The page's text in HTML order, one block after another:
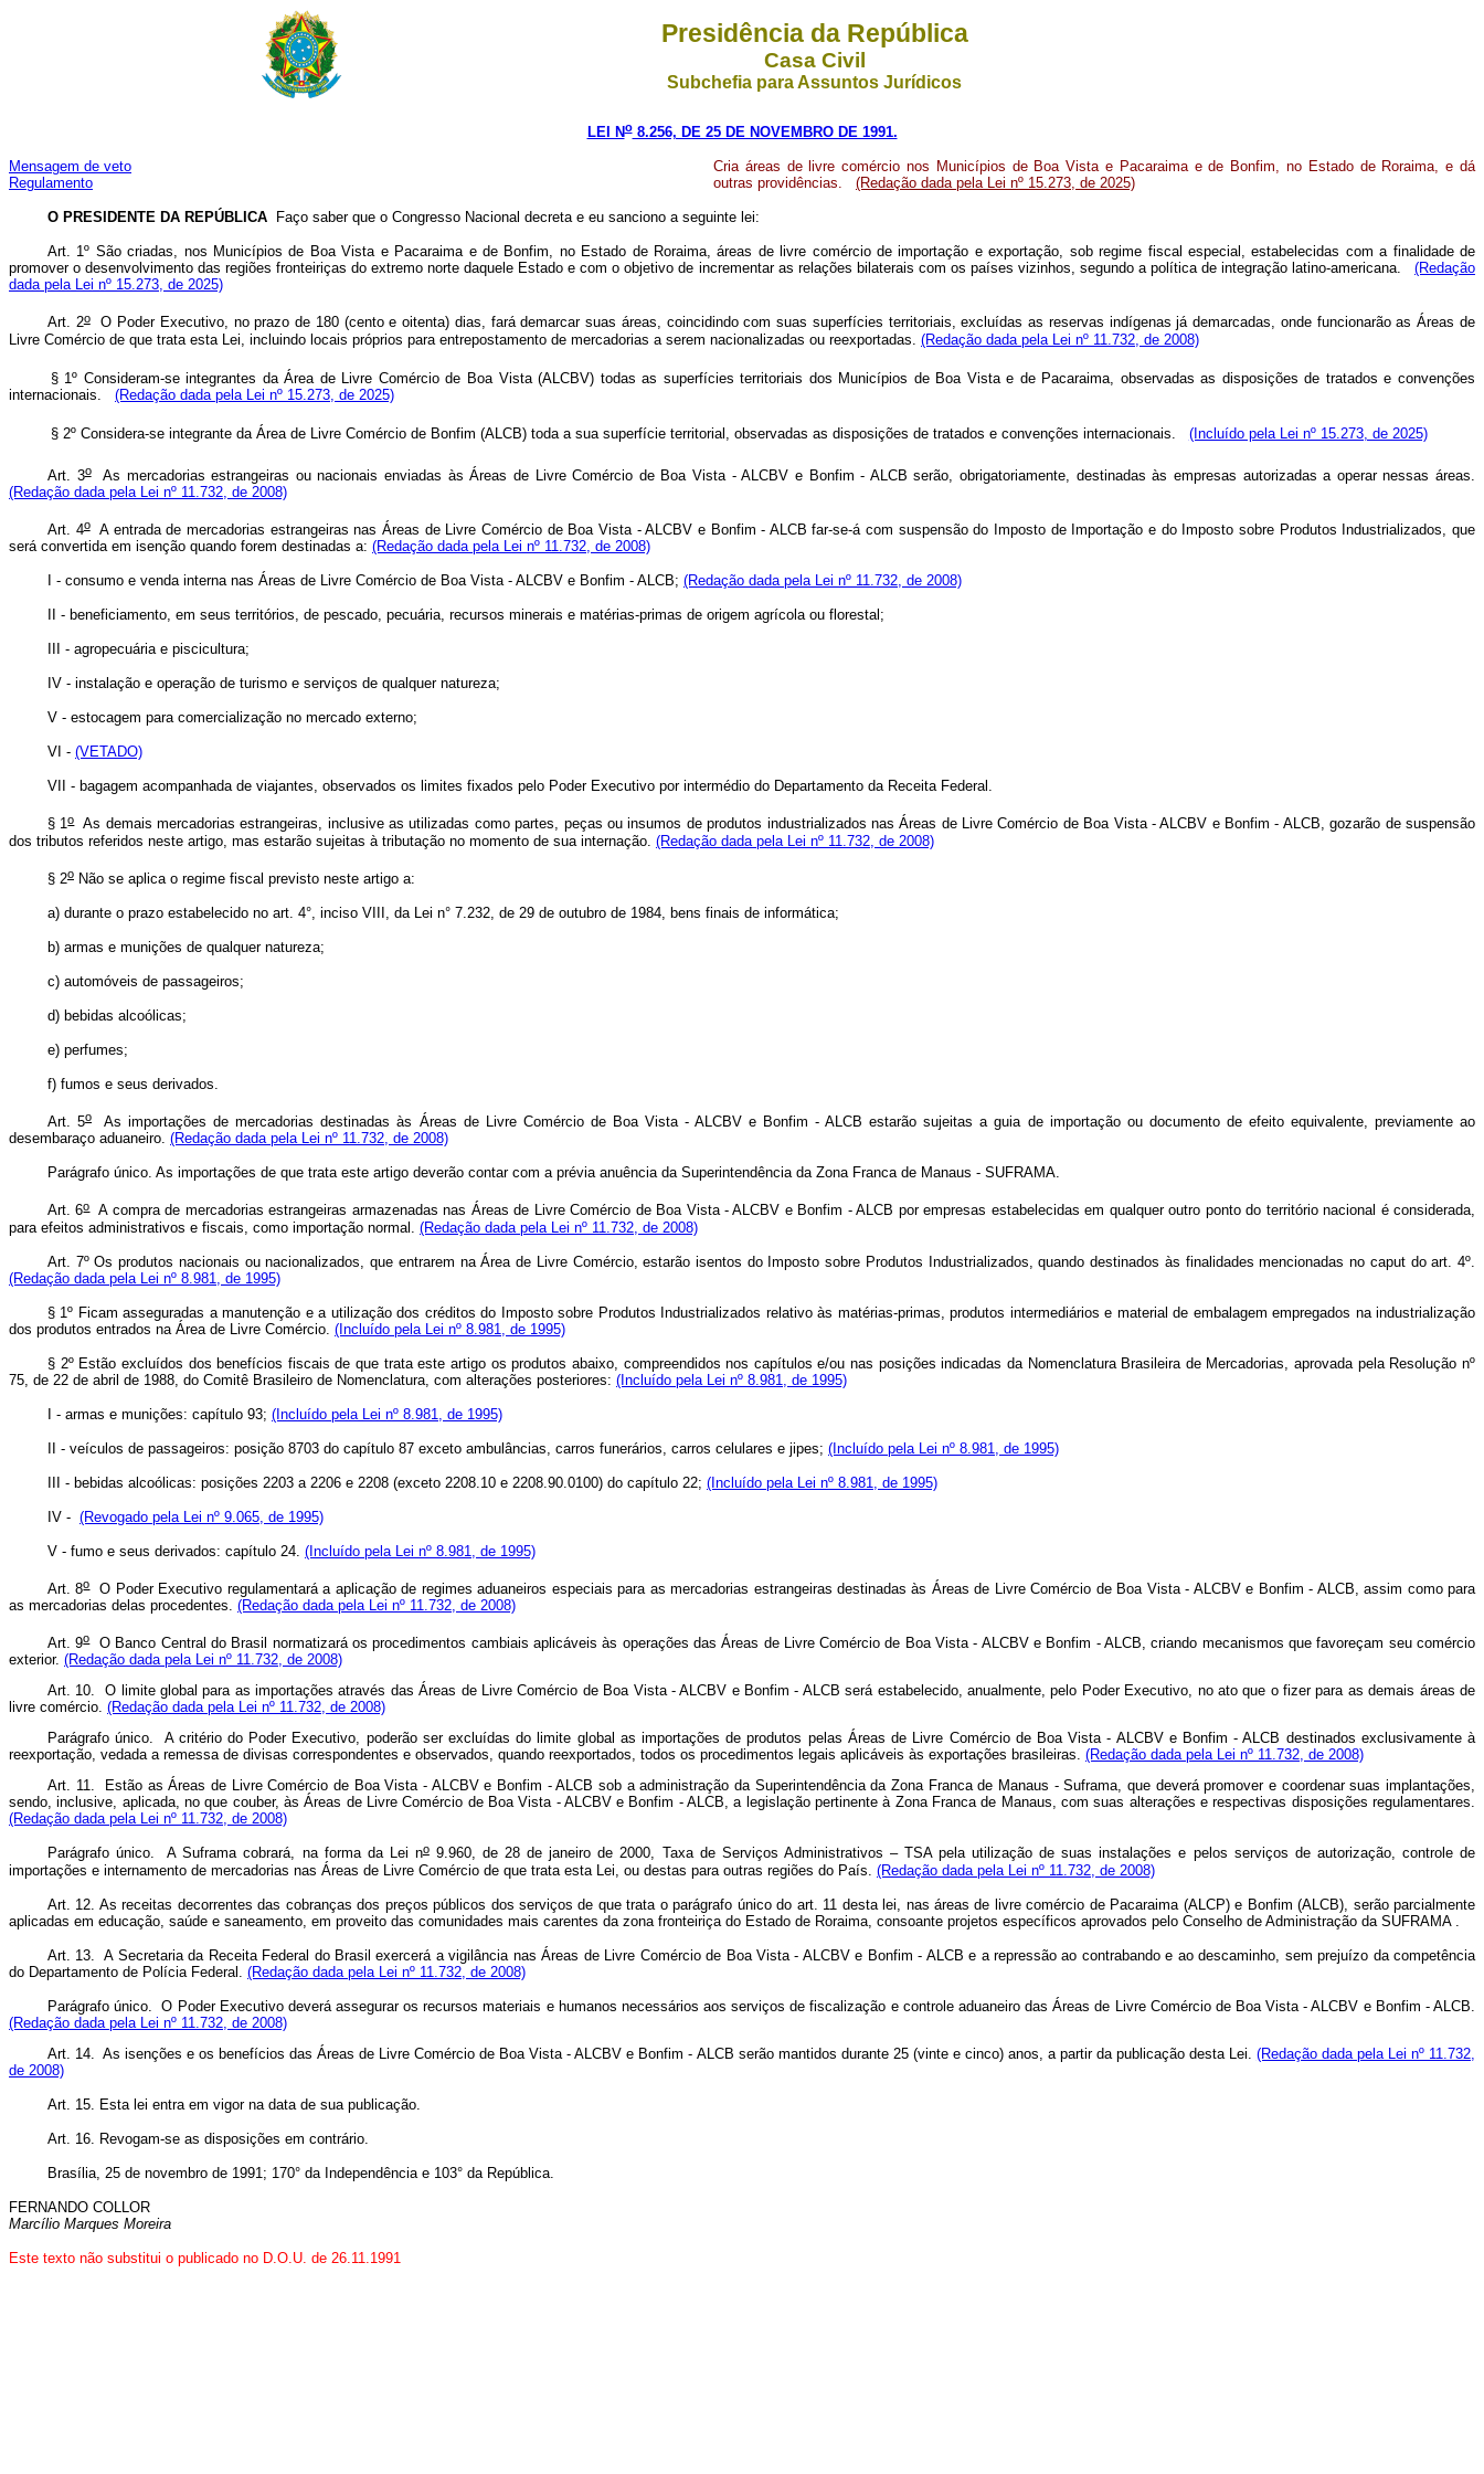
Presidência da República
Casa Civil
Subchefia para Assuntos Jurídicos
LEI No8.256, DE 25 DE NOVEMBRO DE 1991.
Mensagem de veto
Regulamento
Cria áreas de livre comércio nos Municípios de Boa Vista e Pacaraima e de Bonfim, no Estado de Roraima, e dá
outras providências. (Redação dada pela Lei nº 15.273, de 2025)
O PRESIDENTE DA REPÚBLICA Faço saber que o Congresso Nacional decreta e eu sanciono a seguinte lei:
Art. 1º São criadas, nos Municípios de Boa Vista e Pacaraima e de Bonfim, no Estado de Roraima, áreas de livre comércio de importação e exportação, sob regime fiscal especial, estabelecidas com a finalidade de
promover o desenvolvimento das regiões fronteiriças do extremo norte daquele Estado e com o objetivo de incrementar as relações bilaterais com os países vizinhos, segundo a política de integração latino-americana. (Redação
dada pela Lei nº 15.273, de 2025)
Art. 2oO Poder Executivo, no prazo de 180 (cento e oitenta) dias, fará demarcar suas áreas, coincidindo com suas superfícies territoriais, excluídas as reservas indígenas já demarcadas, onde funcionarão as Áreas de
Livre Comércio de que trata esta Lei, incluindo locais próprios para entrepostamento de mercadorias a serem nacionalizadas ou reexportadas. (Redação dada pela Lei nº 11.732, de 2008)
§ 1º Consideram-se integrantes da Área de Livre Comércio de Boa Vista (ALCBV) todas as superfícies territoriais dos Municípios de Boa Vista e de Pacaraima, observadas as disposições de tratados e convenções
internacionais. (Redação dada pela Lei nº 15.273, de 2025)
§ 2º Considera-se integrante da Área de Livre Comércio de Bonfim (ALCB) toda a sua superfície territorial, observadas as disposições de tratados e convenções internacionais. (Incluído pela Lei nº 15.273, de 2025)
Art. 3oAs mercadorias estrangeiras ou nacionais enviadas às Áreas de Livre Comércio de Boa Vista - ALCBV e Bonfim - ALCB serão, obrigatoriamente, destinadas às empresas autorizadas a operar nessas áreas.
(Redação dada pela Lei nº 11.732, de 2008)
Art. 4oA entrada de mercadorias estrangeiras nas Áreas de Livre Comércio de Boa Vista - ALCBV e Bonfim - ALCB far-se-á com suspensão do Imposto de Importação e do Imposto sobre Produtos Industrializados, que
será convertida em isenção quando forem destinadas a: (Redação dada pela Lei nº 11.732, de 2008)
I - consumo e venda interna nas Áreas de Livre Comércio de Boa Vista - ALCBV e Bonfim - ALCB; (Redação dada pela Lei nº 11.732, de 2008)
II - beneficiamento, em seus territórios, de pescado, pecuária, recursos minerais e matérias-primas de origem agrícola ou florestal;
III - agropecuária e piscicultura;
IV - instalação e operação de turismo e serviços de qualquer natureza;
V - estocagem para comercialização no mercado externo;
VI - (VETADO)
VII - bagagem acompanhada de viajantes, observados os limites fixados pelo Poder Executivo por intermédio do Departamento da Receita Federal.
§ 1oAs demais mercadorias estrangeiras, inclusive as utilizadas como partes, peças ou insumos de produtos industrializados nas Áreas de Livre Comércio de Boa Vista - ALCBV e Bonfim - ALCB, gozarão de suspensão
dos tributos referidos neste artigo, mas estarão sujeitas à tributação no momento de sua internação. (Redação dada pela Lei nº 11.732, de 2008)
§ 2o Não se aplica o regime fiscal previsto neste artigo a:
a) durante o prazo estabelecido no art. 4°, inciso VIII, da Lei n° 7.232, de 29 de outubro de 1984, bens finais de informática;
b) armas e munições de qualquer natureza;
c) automóveis de passageiros;
d) bebidas alcoólicas;
e) perfumes;
f) fumos e seus derivados.
Art. 5o
As importações de mercadorias destinadas às Áreas de Livre Comércio de Boa Vista - ALCBV e Bonfim - ALCB estarão sujeitas a guia de importação ou documento de efeito equivalente, previamente ao
desembaraço aduaneiro. (Redação dada pela Lei nº 11.732, de 2008)
Parágrafo único. As importações de que trata este artigo deverão contar com a prévia anuência da Superintendência da Zona Franca de Manaus - SUFRAMA.
Art. 6oA compra de mercadorias estrangeiras armazenadas nas Áreas de Livre Comércio de Boa Vista - ALCBV e Bonfim - ALCB por empresas estabelecidas em qualquer outro ponto do território nacional é considerada,
para efeitos administrativos e fiscais, como importação normal. (Redação dada pela Lei nº 11.732, de 2008)
Art. 7º Os produtos nacionais ou nacionalizados, que entrarem na Área de Livre Comércio, estarão isentos do Imposto sobre Produtos Industrializados, quando destinados às finalidades mencionadas no caput do art. 4º.
(Redação dada pela Lei nº 8.981, de 1995)
§ 1º Ficam asseguradas a manutenção e a utilização dos créditos do Imposto sobre Produtos Industrializados relativo às matérias-primas, produtos intermediários e material de embalagem empregados na industrialização
dos produtos entrados na Área de Livre Comércio. (Incluído pela Lei nº 8.981, de 1995)
§ 2º Estão excluídos dos benefícios fiscais de que trata este artigo os produtos abaixo, compreendidos nos capítulos e/ou nas posições indicadas da Nomenclatura Brasileira de Mercadorias, aprovada pela Resolução nº
75, de 22 de abril de 1988, do Comitê Brasileiro de Nomenclatura, com alterações posteriores: (Incluído pela Lei nº 8.981, de 1995)
I - armas e munições: capítulo 93; (Incluído pela Lei nº 8.981, de 1995)
II - veículos de passageiros: posição 8703 do capítulo 87 exceto ambulâncias, carros funerários, carros celulares e jipes; (Incluído pela Lei nº 8.981, de 1995)
III - bebidas alcoólicas: posições 2203 a 2206 e 2208 (exceto 2208.10 e 2208.90.0100) do capítulo 22; (Incluído pela Lei nº 8.981, de 1995)
IV - (Revogado pela Lei nº 9.065, de 1995)
V - fumo e seus derivados: capítulo 24. (Incluído pela Lei nº 8.981, de 1995)
Art. 8oO Poder Executivo regulamentará a aplicação de regimes aduaneiros especiais para as mercadorias estrangeiras destinadas às Áreas de Livre Comércio de Boa Vista - ALCBV e Bonfim - ALCB, assim como para
as mercadorias delas procedentes. (Redação dada pela Lei nº 11.732, de 2008)
Art. 9oO Banco Central do Brasil normatizará os procedimentos cambiais aplicáveis às operações das Áreas de Livre Comércio de Boa Vista - ALCBV e Bonfim - ALCB, criando mecanismos que favoreçam seu comércio
exterior. (Redação dada pela Lei nº 11.732, de 2008)
Art. 10. O limite global para as importações através das Áreas de Livre Comércio de Boa Vista - ALCBV e Bonfim - ALCB será estabelecido, anualmente, pelo Poder Executivo, no ato que o fizer para as demais áreas de
livre comércio. (Redação dada pela Lei nº 11.732, de 2008)
Parágrafo único. A critério do Poder Executivo, poderão ser excluídas do limite global as importações de produtos pelas Áreas de Livre Comércio de Boa Vista - ALCBV e Bonfim - ALCB destinados exclusivamente à
reexportação, vedada a remessa de divisas correspondentes e observados, quando reexportados, todos os procedimentos legais aplicáveis às exportações brasileiras. (Redação dada pela Lei nº 11.732, de 2008)
Art. 11. Estão as Áreas de Livre Comércio de Boa Vista - ALCBV e Bonfim - ALCB sob a administração da Superintendência da Zona Franca de Manaus - Suframa, que deverá promover e coordenar suas implantações,
sendo, inclusive, aplicada, no que couber, às Áreas de Livre Comércio de Boa Vista - ALCBV e Bonfim - ALCB, a legislação pertinente à Zona Franca de Manaus, com suas alterações e respectivas disposições regulamentares.
(Redação dada pela Lei nº 11.732, de 2008)
Parágrafo único. A Suframa cobrará, na forma da Lei no9.960, de 28 de janeiro de 2000, Taxa de Serviços Administrativos – TSA pela utilização de suas instalações e pelos serviços de autorização, controle de
importações e internamento de mercadorias nas Áreas de Livre Comércio de que trata esta Lei, ou destas para outras regiões do País. (Redação dada pela Lei nº 11.732, de 2008)
Art. 12. As receitas decorrentes das cobranças dos preços públicos dos serviços de que trata o parágrafo único do art. 11 desta lei, nas áreas de livre comércio de Pacaraima (ALCP) e Bonfim (ALCB), serão parcialmente
aplicadas em educação, saúde e saneamento, em proveito das comunidades mais carentes da zona fronteiriça do Estado de Roraima, consoante projetos específicos aprovados pelo Conselho de Administração da SUFRAMA .
Art. 13. A Secretaria da Receita Federal do Brasil exercerá a vigilância nas Áreas de Livre Comércio de Boa Vista - ALCBV e Bonfim - ALCB e a repressão ao contrabando e ao descaminho, sem prejuízo da competência
do Departamento de Polícia Federal. (Redação dada pela Lei nº 11.732, de 2008)
Parágrafo único. O Poder Executivo deverá assegurar os recursos materiais e humanos necessários aos serviços de fiscalização e controle aduaneiro das Áreas de Livre Comércio de Boa Vista - ALCBV e Bonfim - ALCB.
(Redação dada pela Lei nº 11.732, de 2008)
Art. 14. As isenções e os benefícios das Áreas de Livre Comércio de Boa Vista - ALCBV e Bonfim - ALCB serão mantidos durante 25 (vinte e cinco) anos, a partir da publicação desta Lei. (Redação dada pela Lei nº 11.732,
de 2008)
Art. 15. Esta lei entra em vigor na data de sua publicação.
Art. 16. Revogam-se as disposições em contrário.
Brasília, 25 de novembro de 1991; 170° da Independência e 103° da República.
FERNANDO COLLOR
Marcílio Marques Moreira
Este texto não substitui o publicado no D.O.U. de 26.11.1991